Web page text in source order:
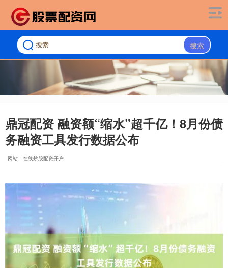
搜索
鼎冠配资 融资额“缩水”超千亿！8月份债
务融资工具发行数据公布
网站：在线炒股配资开户